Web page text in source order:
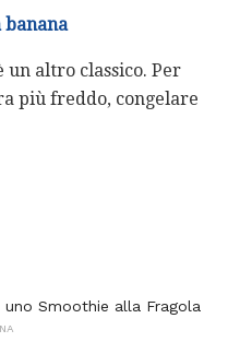
altro classico. Per
più freddo, congelare
uno Smoothie alla Fragola